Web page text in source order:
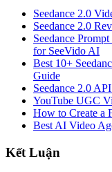
Seedance 2.0
Seedance 2.0
Seedance
for SeeVido AI
Best 10+
Guide
Seedance 2.0
YouTube UGC
How to Create a
Best AI Video
Kết Luận